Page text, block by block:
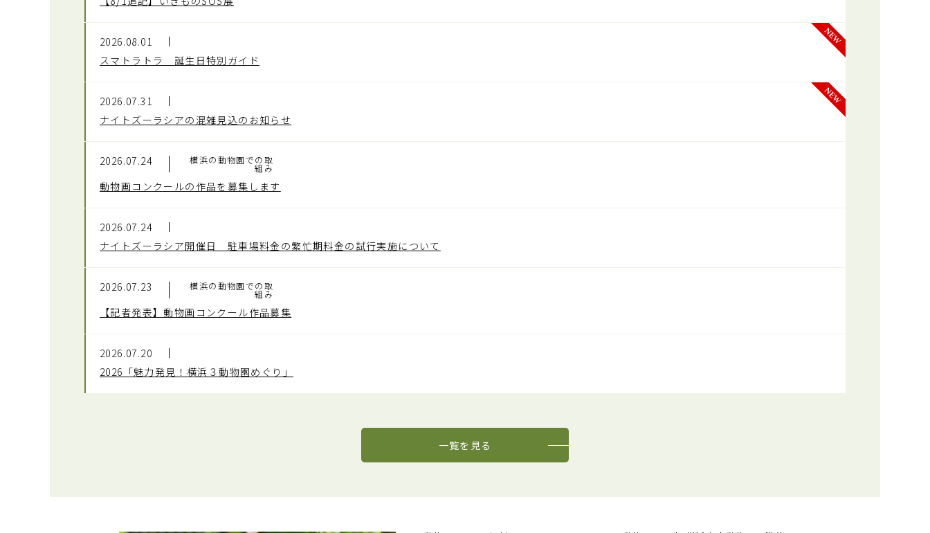
2026.08.01
スマトラトラ 誕生日特別ガイド
2026.07.31
ナイトズーラシアの混雑見込のお知らせ
2026.07.24 横浜の動物園での取
組み
動物画コンクールの作品を募集します
2026.07.24
ナイトズーラシア開催日 駐車場料金の繁忙期料金の試行実施について
2026.07.23 横浜の動物園での取
組み
【記者発表】動物画コンクール作品募集
2026.07.20
2026「魅力発見！横浜３動物園めぐり」
一覧を見る